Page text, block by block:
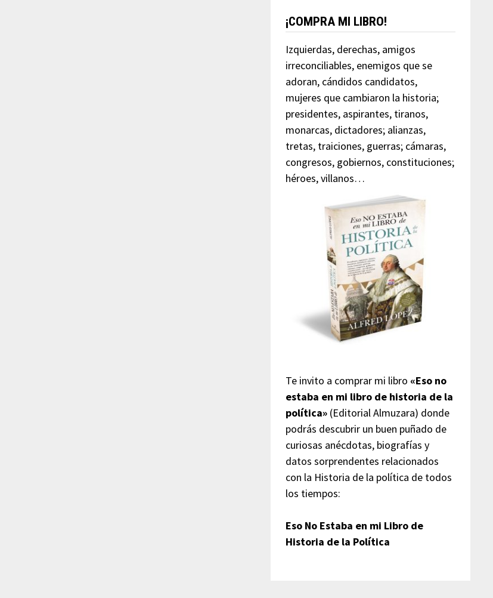
¡COMPRA MI LIBRO!
Izquierdas, derechas, amigos
irreconciliables, enemigos que se
adoran, cándidos candidatos,
mujeres que cambiaron la historia;
presidentes, aspirantes, tiranos,
monarcas, dictadores; alianzas,
tretas, traiciones, guerras; cámaras,
congresos, gobiernos, constituciones;
héroes, villanos…
Te invito a comprar mi libro «Eso no
estaba en mi libro de historia de la
política»(Editorial Almuzara) donde
podrás descubrir un buen puñado de
curiosas anécdotas, biografías y
datos sorprendentes relacionados
con la Historia de la política de todos
los tiempos:
Eso No Estaba en mi Libro de
Historia de la Política